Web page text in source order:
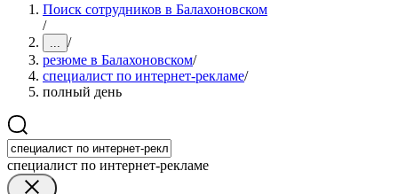
Поиск сотрудников в Балахоновском
/
... /
резюме в Балахоновском/
специалист по интернет-рекламе/
полный день
специалист по интернет-рекламе